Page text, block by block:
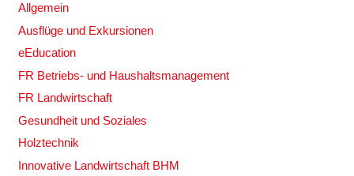
Allgemein
Ausflüge und Exkursionen
eEducation
FR Betriebs- und Haushaltsmanagement
FR Landwirtschaft
Gesundheit und Soziales
Holztechnik
Innovative Landwirtschaft BHM